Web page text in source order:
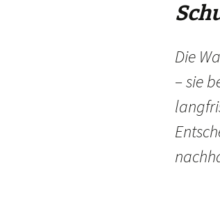
Die
– sie